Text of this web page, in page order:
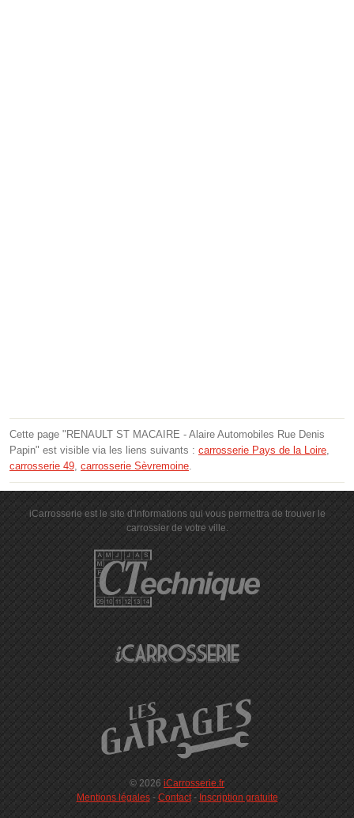
Cette page "RENAULT ST MACAIRE - Alaire Automobiles Rue Denis
Papin" est visible via les liens suivants : carrosserie Pays de la Loire,
carrosserie 49, carrosserie Sèvremoine.
iCarrosserie est le site d'informations qui vous permettra de trouver le
carrossier de votre ville.
© 2026 iCarrosserie.fr
Mentions légales- Contact- Inscription gratuite